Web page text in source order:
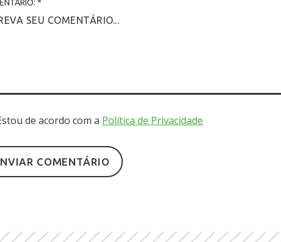
*
de acordo com a Política de Privacidade